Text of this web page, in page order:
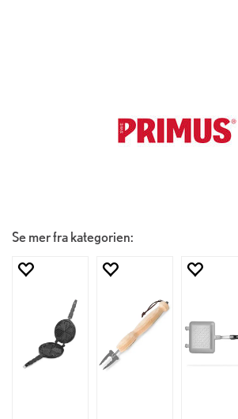
Se mer fra kategorien: